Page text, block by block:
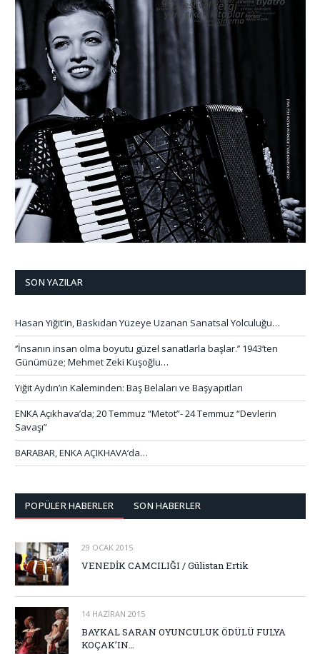
SON YAZILAR
Hasan Yiğit’in, Baskıdan Yüzeye Uzanan Sanatsal Yolculuğu…
‘’İnsanın insan olma boyutu güzel sanatlarla başlar.’’ 1943’ten
Günümüze; Mehmet Zeki Kuşoğlu…
Yiğit Aydın’ın Kaleminden: Baş Belaları ve Başyapıtları
ENKA Açıkhava’da; 20 Temmuz “Metot”- 24 Temmuz “Devlerin
Savaşı”
BARABAR, ENKA AÇIKHAVA’da…
POPÜLER HABERLER SON HABERLER
29 OCAK 2015
VENEDİK CAMCILIĞI / Gülistan Ertik
14 HAZIRAN 2015
BAYKAL SARAN OYUNCULUK ÖDÜLÜ FULYA
KOÇAK’IN…